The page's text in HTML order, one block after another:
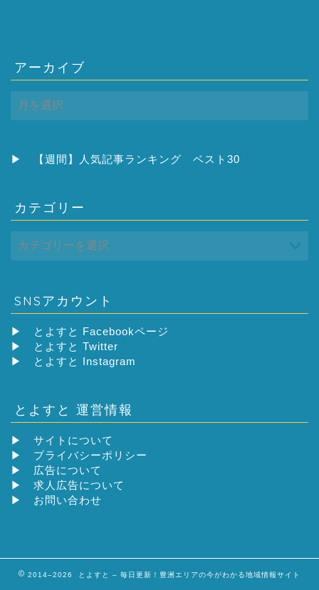
アーカイブ
ー
ブ
▶ 【週間】人気記事ランキング ベスト30
カテゴリー
SNSアカウント
▶
とよすと Facebookページ
▶
とよすと Twitter
▶
とよすと Instagram
とよすと 運営情報
▶ サイトについて
▶ プライバシーポリシー
▶ 広告について
▶ 求人広告について
▶ お問い合わせ
2014–2026 とよすと – 毎日更新！豊洲エリアの今がわかる地域情報サイト